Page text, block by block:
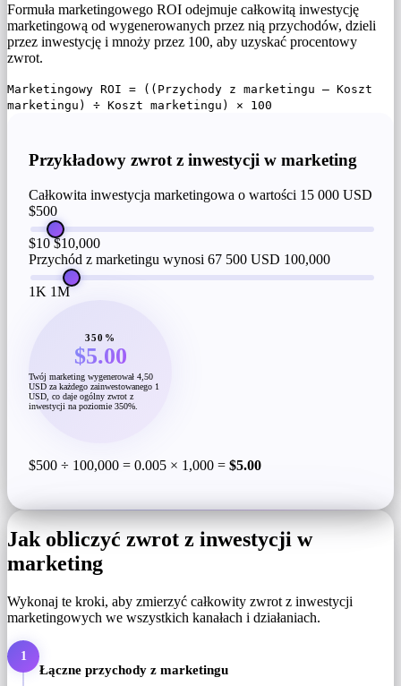
Formuła marketingowego ROI odejmuje całkowitą inwestycję
marketingową od wygenerowanych przez nią przychodów, dzieli
przez inwestycję i mnoży przez 100, aby uzyskać procentowy
zwrot.
Marketingowy ROI = ((Przychody z marketingu – Koszt
marketingu) ÷ Koszt marketingu) × 100
Przykładowy zwrot z inwestycji w marketing
Całkowita inwestycja marketingowa o wartości 15 000 USD
$500
$10 $10,000
Przychód z marketingu wynosi 67 500 USD 100,000
1K 1M
350%
$5.00
Twój marketing wygenerował 4,50
USD za każdego zainwestowanego 1
USD, co daje ogólny zwrot z
inwestycji na poziomie 350%.
$500 ÷ 100,000 = 0.005 × 1,000 = $5.00
Jak obliczyć zwrot z inwestycji w
marketing
Wykonaj te kroki, aby zmierzyć całkowity zwrot z inwestycji
marketingowych we wszystkich kanałach i działaniach.
1
Łączne przychody z marketingu